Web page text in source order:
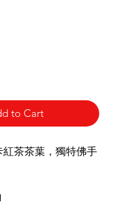
to Cart
紅茶茶葉，獨特佛手